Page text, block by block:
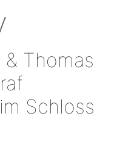
Thomas
Schloss